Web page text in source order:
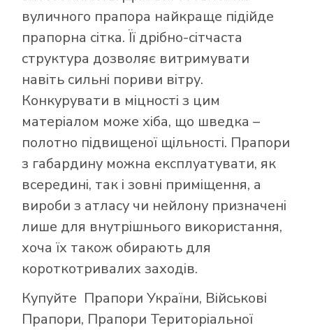
вуличного прапора найкраще підійде
прапорна сітка. Її дрібно-сітчаста
структура дозволяє витримувати
навіть сильні пориви вітру.
Конкурувати в міцності з цим
матеріалом може хіба, що шведка –
полотно підвищеної щільності. Прапори
з габардину можна експлуатувати, як
всередині, так і зовні приміщення, а
вироби з атласу чи нейлону призначені
лише для внутрішнього використання,
хоча їх також обирають для
короткотривалих заходів.
Купуйте Прапори України, Військові
Прапори, Прапори Територіальної